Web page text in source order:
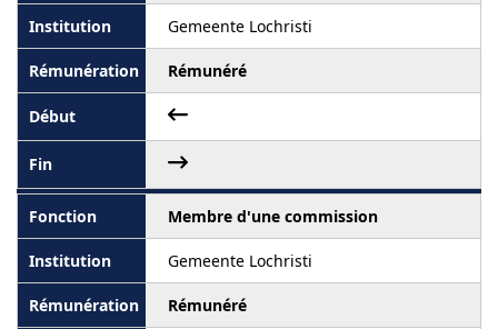
Gemeente Lochristi
Rémunéré
Membre d'une commission
Gemeente Lochristi
Rémunéré